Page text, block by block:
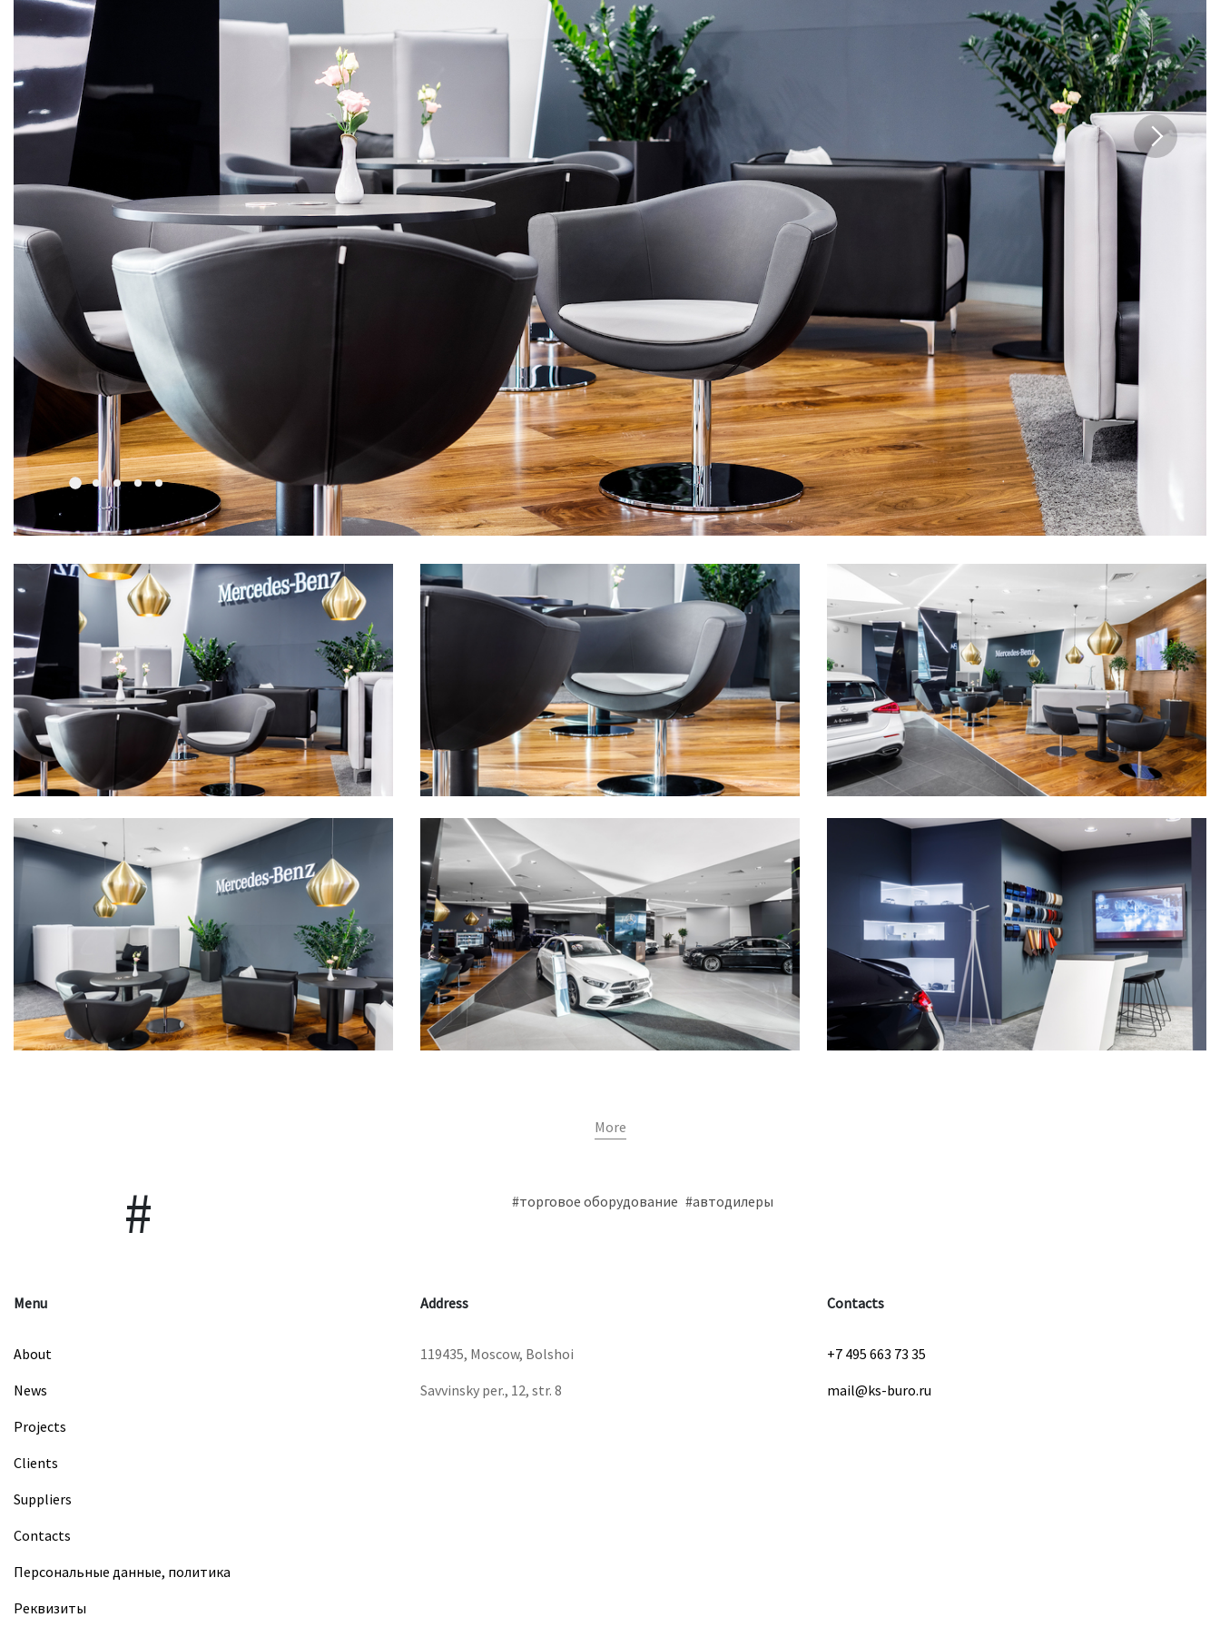
More
#торговое оборудование #автодилеры
Menu
About
News
Projects
Clients
Suppliers
Contacts
Персональные данные, политика
Реквизиты
Address
119435, Moscow, Bolshoi
Savvinsky per., 12, str. 8
Contacts
+7 495 663 73 35
mail@ks-buro.ru